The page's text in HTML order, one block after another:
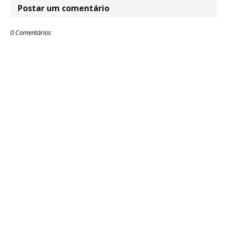
Postar um comentário
0 Comentários